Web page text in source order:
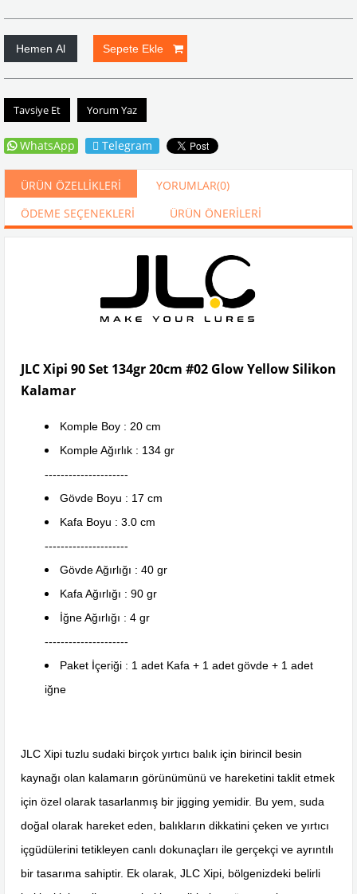
Tavsiye Et Yorum Yaz
WhatsApp Telegram
ÜRÜN ÖZELLIKLERI YORUMLAR(0)
ÖDEME SEÇENEKLERI
ÜRÜN ÖNERILERI
JLC Xipi 90 Set 134gr 20cm #02 Glow Yellow Silikon
Kalamar
Komple Boy : 20 cm
Komple Ağırlık : 134 gr
---------------------
Gövde Boyu : 17 cm
Kafa Boyu : 3.0 cm
---------------------
Gövde Ağırlığı : 40 gr
Kafa Ağırlığı : 90 gr
İğne Ağırlığı : 4 gr
---------------------
Paket İçeriği : 1 adet Kafa + 1 adet gövde + 1 adet
iğne
JLC Xipi tuzlu sudaki birçok yırtıcı balık için birincil besin
kaynağı olan kalamarın görünümünü ve hareketini taklit etmek
için özel olarak tasarlanmış bir jigging yemidir. Bu yem, suda
doğal olarak hareket eden, balıkların dikkatini çeken ve yırtıcı
içgüdülerini tetikleyen canlı dokunaçları ile gerçekçi ve ayrıntılı
bir tasarıma sahiptir. Ek olarak, JLC Xipi, bölgenizdeki belirli